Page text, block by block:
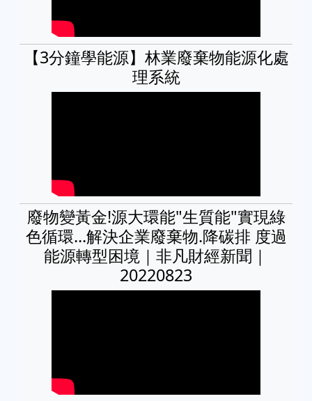
【3分鐘學能源】林業廢棄物能源化處
理系統
廢物變黃金!源大環能"生質能"實現綠
色循環...解決企業廢棄物.降碳排 度過
能源轉型困境｜非凡財經新聞｜
20220823